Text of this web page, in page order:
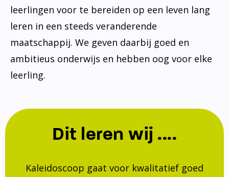
leerlingen voor te bereiden op een leven lang
leren in een steeds veranderende
maatschappij. We geven daarbij goed en
ambitieus onderwijs en hebben oog voor elke
leerling.
Dit leren wij ....
Kaleidoscoop gaat voor kwalitatief goed